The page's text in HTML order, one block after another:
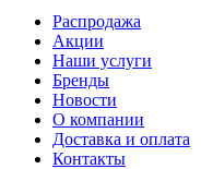
Распродажа
Акции
Наши услуги
Бренды
Новости
О компании
Доставка и оплата
Контакты